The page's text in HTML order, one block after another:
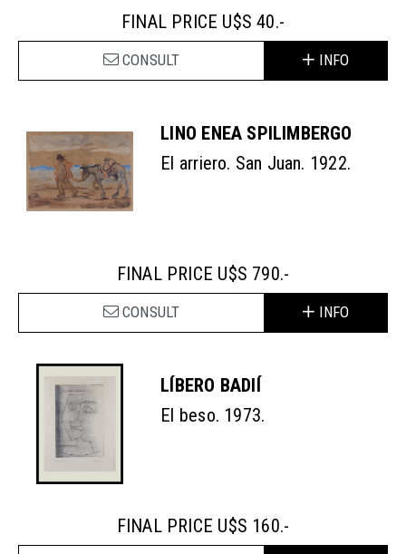
FINAL PRICE U$S 40.-
CONSULT INFO
LINO ENEA SPILIMBERGO
El arriero. San Juan. 1922.
FINAL PRICE U$S 790.-
CONSULT INFO
LÍBERO BADIÍ
El beso. 1973.
FINAL PRICE U$S 160.-